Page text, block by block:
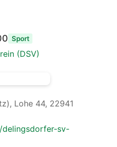
Sport
(DSV)
Lohe 44, 22941
delingsdorfer-sv-